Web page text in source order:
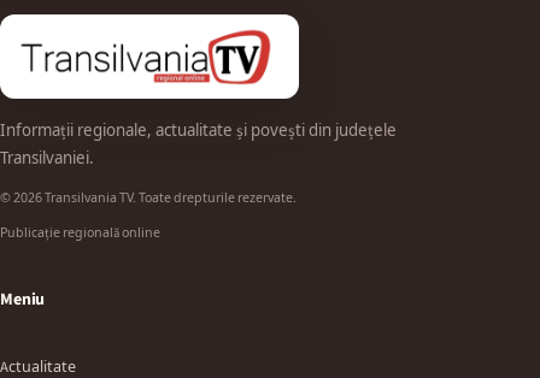
Informații regionale, actualitate și povești din județele
Transilvaniei.
© 2026 Transilvania TV. Toate drepturile rezervate.
Publicație regională online
Meniu
Actualitate